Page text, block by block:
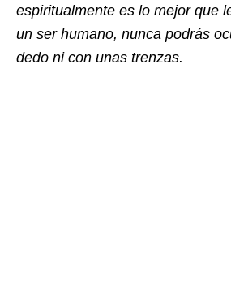
espiritualmente es lo mejor que
un ser humano, nunca podrás
dedo ni con unas trenzas.